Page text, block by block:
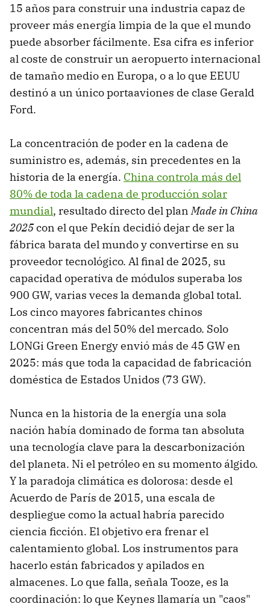
15 años para construir una industria capaz de
proveer más energía limpia de la que el mundo
puede absorber fácilmente. Esa cifra es inferior
al coste de construir un aeropuerto internacional
de tamaño medio en Europa, o a lo que EEUU
destinó a un único portaaviones de clase Gerald
Ford.
La concentración de poder en la cadena de
suministro es, además, sin precedentes en la
historia de la energía. China controla más del
80% de toda la cadena de producción solar
mundial, resultado directo del planMade in China
2025con el que Pekín decidió dejar de ser la
fábrica barata del mundo y convertirse en su
proveedor tecnológico. Al final de 2025, su
capacidad operativa de módulos superaba los
900 GW, varias veces la demanda global total.
Los cinco mayores fabricantes chinos
concentran más del 50% del mercado. Solo
LONGi Green Energy envió más de 45 GW en
2025: más que toda la capacidad de fabricación
doméstica de Estados Unidos (73 GW).
Nunca en la historia de la energía una sola
nación había dominado de forma tan absoluta
una tecnología clave para la descarbonización
del planeta. Ni el petróleo en su momento álgido.
Y la paradoja climática es dolorosa: desde el
Acuerdo de París de 2015, una escala de
despliegue como la actual habría parecido
ciencia ficción. El objetivo era frenar el
calentamiento global. Los instrumentos para
hacerlo están fabricados y apilados en
almacenes. Lo que falla, señala Tooze, es la
coordinación: lo que Keynes llamaría un "caos"